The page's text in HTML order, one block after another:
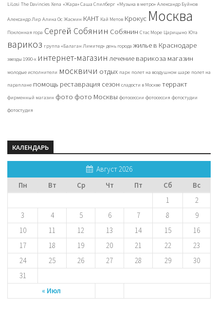
LiLosi The Davincies Xena «Жара» Саша Спилберг «Музыка в метро» Александр Буйнов
Александр Лир Алина Ос Жасмин КАНТ Кай Метов Крокус Москва
Поклонная гора Сергей Собянин Собянин Стас Море Царицыно Юта
варикоз группа «Балаган Лимитед» день города жилье в Краснодаре
звезды 1990-х интернет-магазин лечение варикоза магазин
молодые исполнители москвичи отдых парк полет на воздушном шаре полет на
параплане помощь реставрация сезон сладости в Москве терракт
фирменный магазин фото фото Москвы фотосессии фотосессия фотостудии
фотостудия
КАЛЕНДАРЬ
Август 2026
Пн
Вт Ср Чт Пт Сб Вс
« Июл
1
2
3
4 5 6 7 8
9
10
11 12 13 14 15
16
17
18 19 20 21 22
23
24
25 26 27 28 29
30
31